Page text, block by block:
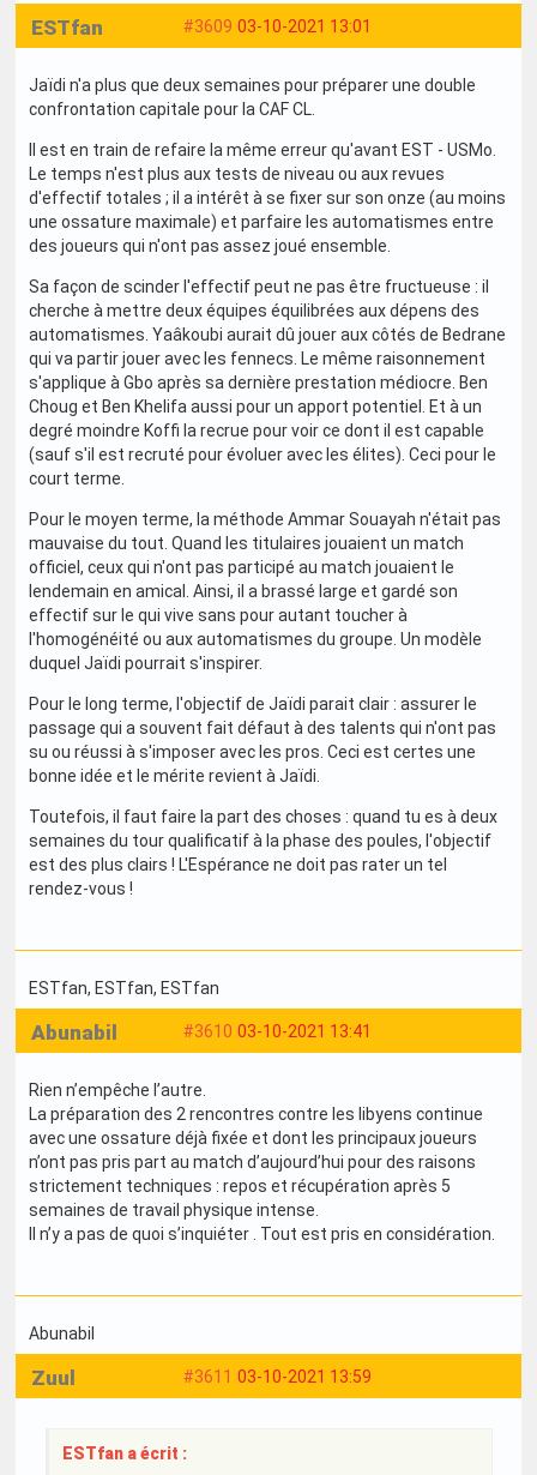
#3609 03-10-2021 13:01
ESTfan
Jaïdi n'a plus que deux semaines pour préparer une double
confrontation capitale pour la CAF CL.
Il est en train de refaire la même erreur qu'avant EST - USMo.
Le temps n'est plus aux tests de niveau ou aux revues
d'effectif totales ; il a intérêt à se fixer sur son onze (au moins
une ossature maximale) et parfaire les automatismes entre
des joueurs qui n'ont pas assez joué ensemble.
Sa façon de scinder l'effectif peut ne pas être fructueuse : il
cherche à mettre deux équipes équilibrées aux dépens des
automatismes. Yaâkoubi aurait dû jouer aux côtés de Bedrane
qui va partir jouer avec les fennecs. Le même raisonnement
s'applique à Gbo après sa dernière prestation médiocre. Ben
Choug et Ben Khelifa aussi pour un apport potentiel. Et à un
degré moindre Koffi la recrue pour voir ce dont il est capable
(sauf s'il est recruté pour évoluer avec les élites). Ceci pour le
court terme.
Pour le moyen terme, la méthode Ammar Souayah n'était pas
mauvaise du tout. Quand les titulaires jouaient un match
officiel, ceux qui n'ont pas participé au match jouaient le
lendemain en amical. Ainsi, il a brassé large et gardé son
effectif sur le qui vive sans pour autant toucher à
l'homogénéité ou aux automatismes du groupe. Un modèle
duquel Jaïdi pourrait s'inspirer.
Pour le long terme, l'objectif de Jaïdi parait clair : assurer le
passage qui a souvent fait défaut à des talents qui n'ont pas
su ou réussi à s'imposer avec les pros. Ceci est certes une
bonne idée et le mérite revient à Jaïdi.
Toutefois, il faut faire la part des choses : quand tu es à deux
semaines du tour qualificatif à la phase des poules, l'objectif
est des plus clairs ! L'Espérance ne doit pas rater un tel
rendez-vous !
ESTfan, ESTfan, ESTfan
#3610 03-10-2021 13:41
Abunabil
Rien n’empêche l’autre.
La préparation des 2 rencontres contre les libyens continue
avec une ossature déjà fixée et dont les principaux joueurs
n’ont pas pris part au match d’aujourd’hui pour des raisons
strictement techniques : repos et récupération après 5
semaines de travail physique intense.
Il n’y a pas de quoi s’inquiéter . Tout est pris en considération.
Abunabil
#3611 03-10-2021 13:59
Zuul
ESTfan a écrit :